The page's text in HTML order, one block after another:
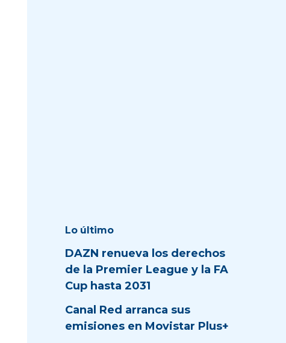
Lo último
DAZN renueva los derechos
de la Premier League y la FA
Cup hasta 2031
Canal Red arranca sus
emisiones en Movistar Plus+